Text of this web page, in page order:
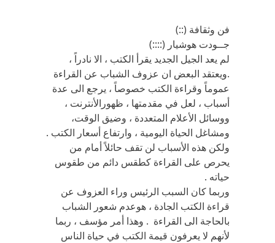
فن وثقافة (::)
جــودت هوشيار (::::)
لم يعد الجيل الجديد يقرأ الكتب ، الا نادراً ،
.ويعتقد البعض ان عزوف الشباب عن القراءة
عموماً وقراءة الكتب خصوصاً ، يرجع الى عدة
أسباب ، لعل في مقدمتها ، ظهورالأنترنت ،
ووسائل الأعلام المتعددة ، وضيق الوقت،
ومشاغل الحياة اليومية ، وارتفاع أسعار الكتب .
ولكن هذه الأسباب لن تقف حائلاً أمام من
يحرص على القراءة كطقس دائم من طقوس
حياته .
وربما كان السبب الرئيس وراء العزوف عن
قراءة الكتب الجادة ، هوعدم شعور الشباب
بالحاجة الى القراءة . وهذا أمر مؤسف ، ربما
لأنهم لا يعرفون قيمة الكتب في حياة الناس